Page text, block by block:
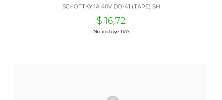
SCHOTTKY 1A 40V DO-41 (TAPE) SH
$ 16,72
No incluye IVA